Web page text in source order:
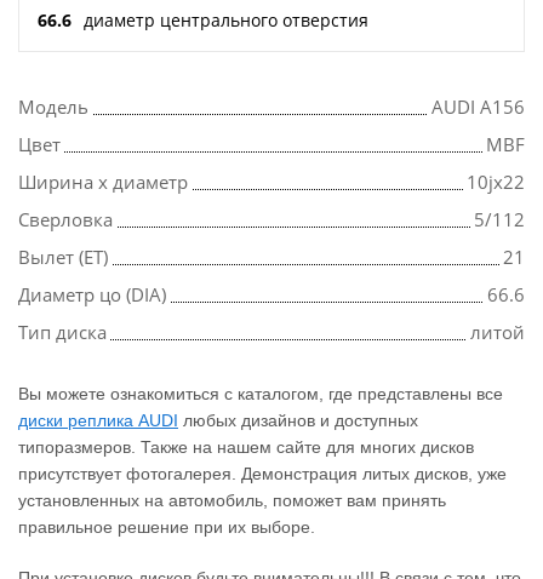
66.6 диаметр центрального отверстия
Модель
AUDI A156
Цвет
MBF
Ширина х диаметр
10jx22
Сверловка
5/112
Вылет (ET)
21
Диаметр цо (DIA)
66.6
Тип диска
литой
Вы можете ознакомиться с каталогом, где представлены все
диски реплика AUDI любых дизайнов и доступных
типоразмеров. Также на нашем сайте для многих дисков
присутствует фотогалерея. Демонстрация литых дисков, уже
установленных на автомобиль, поможет вам принять
правильное решение при их выборе.